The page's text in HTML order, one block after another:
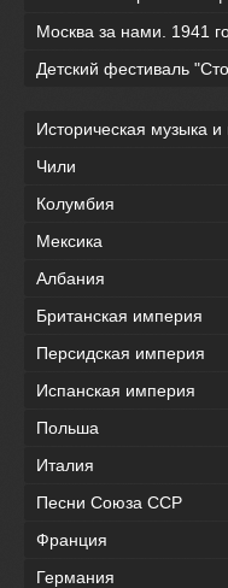
Москва за нами. 1941
Детский фестиваль
Историческая музыка и
Чили
Колумбия
Мексика
Албания
Британская империя
Персидская империя
Испанская империя
Польша
Италия
Песни Союза ССР
Франция
Германия